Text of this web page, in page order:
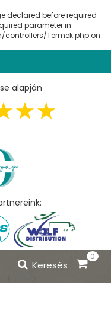
declared before required
parameter in
Termek.php on
alapján
0
Keresés